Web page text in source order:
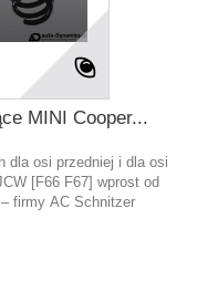
MINI Cooper...
dla osi przedniej i dla osi
[F66 F67] wprost od
firmy AC Schnitzer